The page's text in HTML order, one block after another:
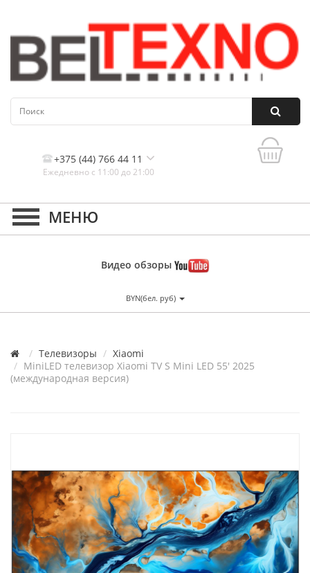
+375 (44) 766 44 11
Ежедневно с 11:00 до 21:00
Контакты, и схема проезда
Видео обзоры
BYN(бел. руб)
Телевизоры
Xiaomi
MiniLED телевизор Xiaomi TV S Mini LED 55' 2025
(международная версия)